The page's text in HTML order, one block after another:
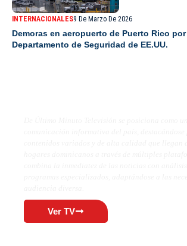
INTERNACIONALES9 De Marzo De 2026
Demoras en aeropuerto de Puerto Rico
Departamento de Seguridad de EE.UU.
Ver TV